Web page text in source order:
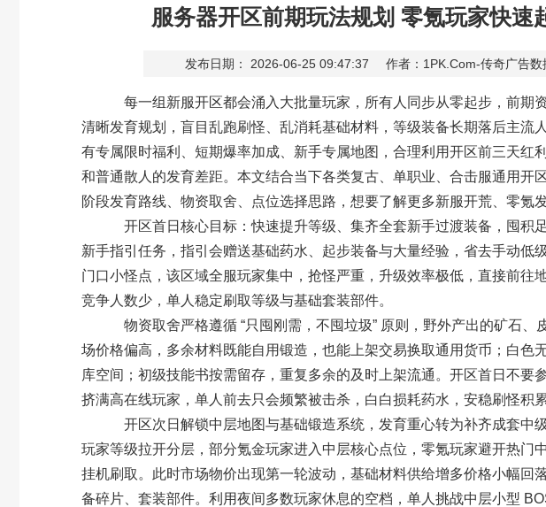
服务器开区前期玩法规划 零氪玩家快速
发布日期： 2026-06-25 09:47:37 作者：1PK.Com-传奇广告数
每一组新服开区都会涌入大批量玩家，所有人同步从零起步，前期资
清晰发育规划，盲目乱跑刷怪、乱消耗基础材料，等级装备长期落后主流
有专属限时福利、短期爆率加成、新手专属地图，合理利用开区前三天红
和普通散人的发育差距。本文结合当下各类复古、单职业、合击服通用开
阶段发育路线、物资取舍、点位选择思路，想要了解更多新服开荒、零氪
开区首日核心目标：快速提升等级、集齐全套新手过渡装备，囤积足
新手指引任务，指引会赠送基础药水、起步装备与大量经验，省去手动低
门口小怪点，该区域全服玩家集中，抢怪严重，升级效率极低，直接前往
竞争人数少，单人稳定刷取等级与基础套装部件。
物资取舍严格遵循 “只囤刚需，不囤垃圾” 原则，野外产出的矿石、
场价格偏高，多余材料既能自用锻造，也能上架交易换取通用货币；白色
库空间；初级技能书按需留存，重复多余的及时上架流通。开区首日不要
挤满高在线玩家，单人前去只会频繁被击杀，白白损耗药水，安稳刷怪积
开区次日解锁中层地图与基础锻造系统，发育重心转为补齐成套中级
玩家等级拉开分层，部分氪金玩家进入中层核心点位，零氪玩家避开热门
挂机刷取。此时市场物价出现第一轮波动，基础材料供给增多价格小幅回
备碎片、套装部件。利用夜间多数玩家休息的空档，单人挑战中层小型